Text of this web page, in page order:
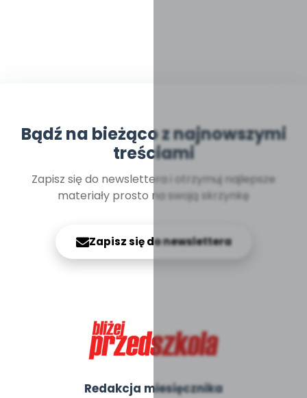
Bądź na bieżąco z najnowszymi
treściami
Zapisz się do newslettera i otrzymuj najlepsze
materiały prosto na swoją skrzynkę
Zapisz się do newslettera
Redakcja miesięcznika